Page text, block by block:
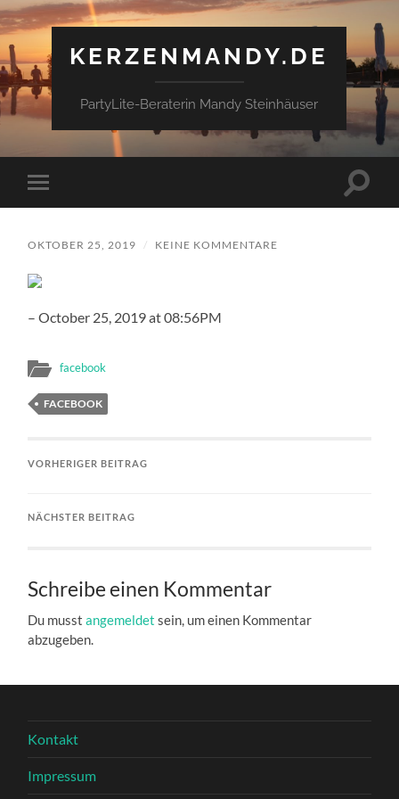
KERZENMANDY.DE
PartyLite-Beraterin Mandy Steinhäuser
Mobile-
Menü
OKTOBER 25, 2019 / KEINE KOMMENTARE
– October 25, 2019 at 08:56PM
facebook
FACEBOOK
VORHERIGER BEITRAG
NÄCHSTER BEITRAG
Schreibe einen Kommentar
Du musstangemeldet sein, um einen Kommentar
abzugeben.
Kontakt
Impressum